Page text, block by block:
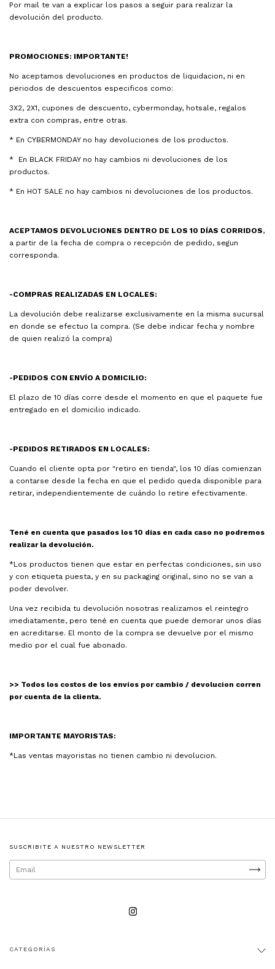
Por mail te van a explicar los pasos a seguir para realizar la
devolución del producto.
PROMOCIONES: IMPORTANTE!
No aceptamos devoluciones en productos de liquidacion, ni en
periodos de descuentos especificos como:
3X2, 2X1, cupones de descuento, cybermonday, hotsale, regalos
extra con compras, entre otras.
* En CYBERMONDAY no hay devoluciones de los productos.
* En BLACK FRIDAY no hay cambios ni devoluciones de los
productos.
* En HOT SALE no hay cambios ni devoluciones de los productos.
ACEPTAMOS DEVOLUCIONES DENTRO DE LOS 10 DÍAS CORRIDOS,
a partir de la fecha de compra o recepción de pedido, segun
corresponda.
-COMPRAS REALIZADAS EN LOCALES:
La devolución debe realizarse exclusivamente en la misma sucursal
en donde se efectuo la compra. (Se debe indicar fecha y nombre
de quien realizó la compra)
-PEDIDOS CON ENVÍO A DOMICILIO:
El plazo de 10 días corre desde el momento en que el paquete fue
entregado en el domicilio indicado.
-PEDIDOS RETIRADOS EN LOCALES:
Cuando el cliente opta por "retiro en tienda", los 10 días comienzan
a contarse desde la fecha en que el pedido queda disponible para
retirar, independientemente de cuándo lo retire efectivamente.
Tené en cuenta que pasados los 10 días en cada caso no podremos
realizar la devolución.
*Los productos tienen que estar en perfectas condiciones, sin uso
y con etiqueta puesta, y en su packaging original, sino no se van a
poder devolver.
Una vez recibida tu devolución nosotras realizamos el reintegro
imediatamente, pero tené en cuenta que puede demorar unos días
en acreditarse. El monto de la compra se devuelve por el mismo
medio por el cual fue abonado.
>> Todos los costos de los envíos por cambio / devolucion corren
por cuenta de la clienta.
IMPORTANTE MAYORISTAS:
*Las ventas mayoristas no tienen cambio ni devolucion.
SUSCRIBITE A NUESTRO NEWSLETTER
CATEGORÍAS